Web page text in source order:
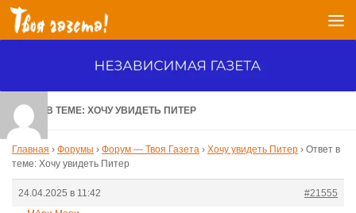
Перейти к содержимому
ОТВЕТ В ТЕМЕ: ХОЧУ УВИДЕТЬ ПИТЕР
Главная › Форумы › Форум — Твоя Газета › Хочу увидеть Питер › Ответ в
теме: Хочу увидеть Питер
24.04.2025 в 11:42
#21555